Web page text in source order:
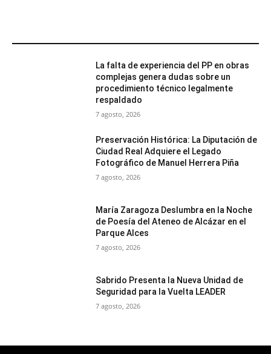
La falta de experiencia del PP en obras
complejas genera dudas sobre un
procedimiento técnico legalmente
respaldado
7 agosto, 2026
Preservación Histórica: La Diputación de
Ciudad Real Adquiere el Legado
Fotográfico de Manuel Herrera Piña
7 agosto, 2026
María Zaragoza Deslumbra en la Noche
de Poesía del Ateneo de Alcázar en el
Parque Alces
7 agosto, 2026
Sabrido Presenta la Nueva Unidad de
Seguridad para la Vuelta LEADER
7 agosto, 2026